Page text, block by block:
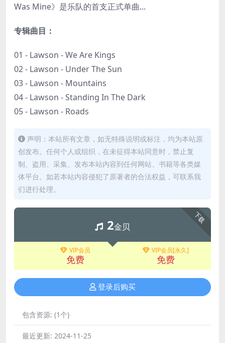
Was Mine》是乐队的首支正式单曲...
专辑曲目：
01 - Lawson - We Are Kings
02 - Lawson - Under The Sun
03 - Lawson - Mountains
04 - Lawson - Standing In The Dark
05 - Lawson - Roads
声明：本站所有文章，如无特殊说明或标注，均为本站原
创发布。任何个人或组织，在未征得本站同意时，禁止复
制、盗用、采集、发布本站内容到任何网站、书籍等各类媒
体平台。如若本站内容侵犯了原著者的合法权益，可联系我
们进行处理。
下载
2金贝
VIP会员
免费
VIP会员[永久]
免费
登录后购买
包含资源: (1个)
最近更新: 2024-11-25